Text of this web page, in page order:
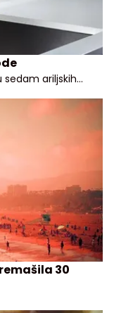
sedam ariljskih
30